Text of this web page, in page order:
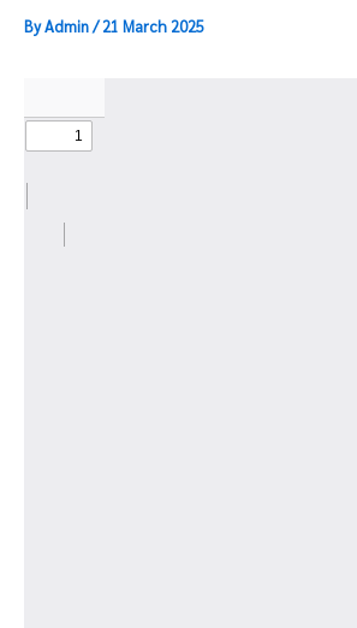
ByAdmin/21 March 2025